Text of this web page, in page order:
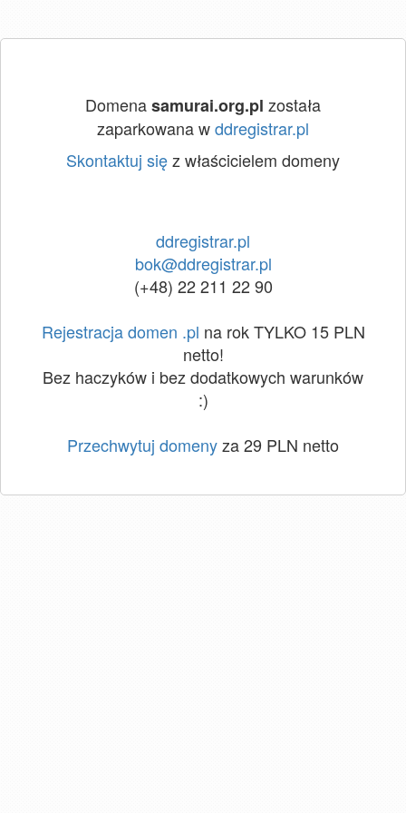
Domenasamurai.org.pl została
zaparkowana wddregistrar.pl
Skontaktuj sięz właścicielem domeny
ddregistrar.pl
bok@ddregistrar.pl
(+48) 22 211 22 90
Rejestracja domen .pl na rok TYLKO 15 PLN
netto!
Bez haczyków i bez dodatkowych warunków
:)
Przechwytuj domenyza 29 PLN netto